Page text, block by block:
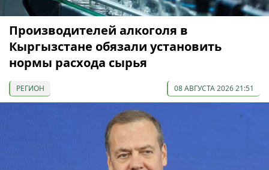
Производителей алкоголя в
Кыргызстане обязали установить
нормы расхода сырья
РЕГИОН 08 АВГУСТА 2026 21:51